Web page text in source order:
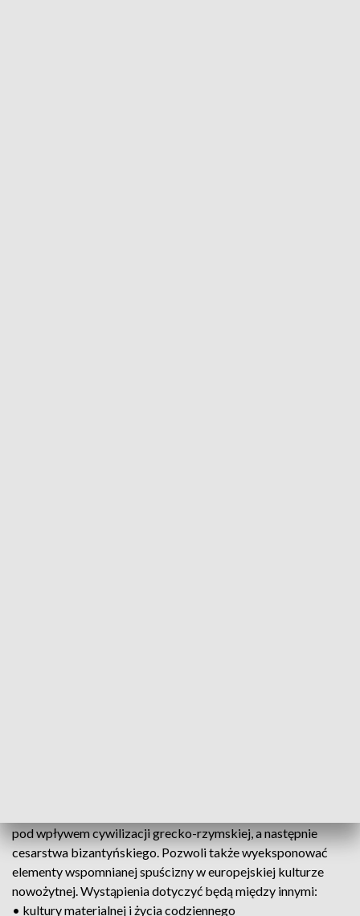
pod wpływem cywilizacji grecko-rzymskiej, a następnie
cesarstwa bizantyńskiego. Pozwoli także wyeksponować
elementy wspomnianej spuścizny w europejskiej kulturze
nowożytnej. Wystąpienia dotyczyć będą między innymi:
• kultury materialnej i życia codziennego